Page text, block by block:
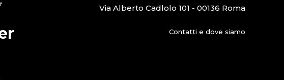
Via Alberto Cadlolo 101 - 00136 Roma
Contatti e dove siamo